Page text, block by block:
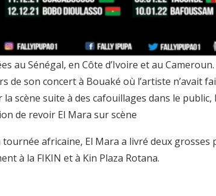
au Sénégal, en Côte d’Ivoire et au
de son concert à Bouaké où l’artiste n’avait
scène suite à des cafouillages dans le
de revoir El Mara sur scène
tournée africaine, El Mara a livré deux grosses
à la FIKIN et à Kin Plaza Rotana.